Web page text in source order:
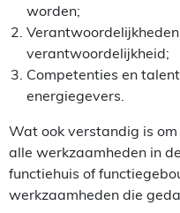
worden;
verantwoordelijkheid;
Competenties en
energiegevers.
Wat ook verstandig is
alle werkzaamheden in
functiehuis of
werkzaamheden die